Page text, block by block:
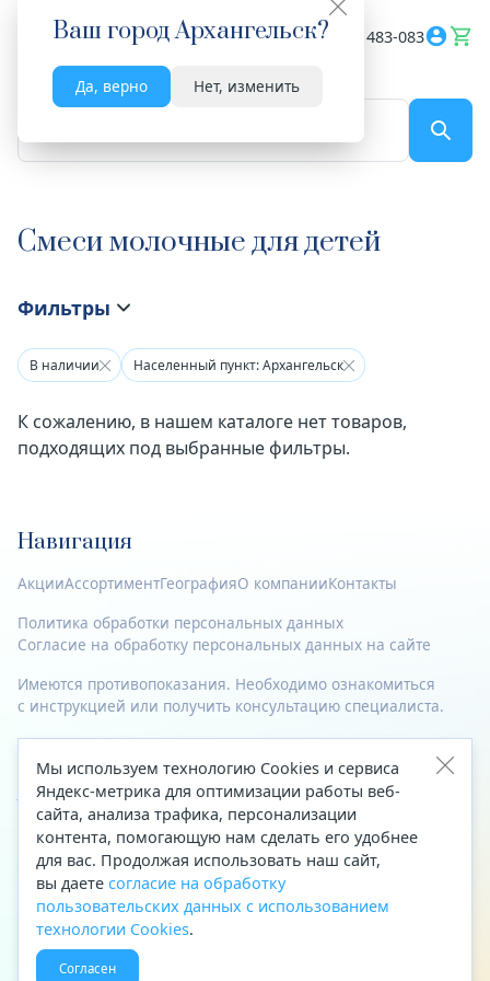
Ваш городАрхангельск?
Да, верно Нет, изменить
Весь сайт 8182 483-083
Смеси молочные для детей
Фильтры
В наличии Населенный пункт: Архангельск
К сожалению, в нашем каталоге нет товаров,
подходящих под выбранные фильтры.
Навигация
АкцииАссортиментГеографияО компанииКонтакты
Политика обработки персональных данных
Согласие на обработку персональных данных на сайте
Имеются противопоказания. Необходимо ознакомиться
с инструкцией или получить консультацию специалиста.
© 2023—2026 Все права защищены.
Адрес
Архангельск, ул. Папанина, д. 19 (вход в здание со стороны
автоцентра «Тойота»)
Приемная Генерального директора
Телефон
+7 (8182) 63-60-31
Факс
+7 (8182) 68-66-71
Эл. почта
office@aptekaf.ru
Мы используем технологию Cookies и сервиса
Яндекс-метрика для оптимизации работы веб-
сайта, анализа трафика, персонализации
контента, помогающую нам сделать его удобнее
для вас. Продолжая использовать наш сайт,
вы даете согласие на обработку
пользовательских данных с использованием
технологии Cookies.
Согласен